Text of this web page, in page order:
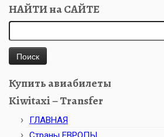
НАЙТИ на САЙТЕ
Купить авиабилеты
Kiwitaxi – Transfer
ГЛАВНАЯ